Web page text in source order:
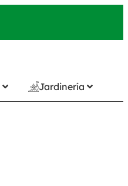
Jardinería